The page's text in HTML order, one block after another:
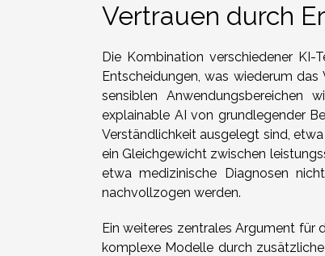
Vertrauen durch
Die Kombination verschiedener
Entscheidungen, was wiederum
sensiblen Anwendungsbereichen
explainable AI von grundlegender
Verständlichkeit ausgelegt sind,
ein Gleichgewicht zwischen
etwa medizinische Diagnosen
nachvollzogen werden.
Ein weiteres zentrales Argument für
komplexe Modelle durch